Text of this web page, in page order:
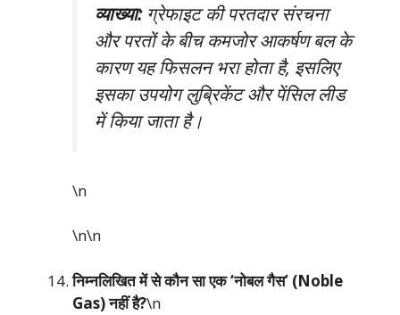
व्याख्या:ग्रेफाइट की परतदार संरचना
और परतों के बीच कमजोर आकर्षण बल के
कारण यह फिसलन भरा होता है, इसलिए
इसका उपयोग लुब्रिकेंट और पेंसिल लीड
में किया जाता है।
\n
\n\n
निम्नलिखित में से कौन सा एक ‘नोबल गैस’ (Noble
Gas) नहीं है?\n